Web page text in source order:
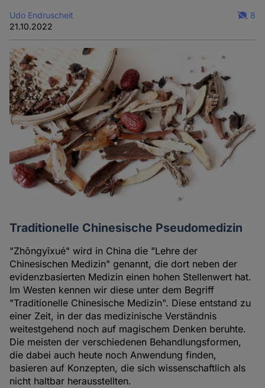
Udo Endruscheit
21.10.2022
8
Traditionelle Chinesische Pseudomedizin
"Zhōngyīxué" wird in China die "Lehre der
Chinesischen Medizin" genannt, die dort neben der
evidenzbasierten Medizin einen hohen Stellenwert hat.
Im Westen kennen wir diese unter dem Begriff
"Traditionelle Chinesische Medizin". Diese entstand zu
einer Zeit, in der das medizinische Verständnis
weitestgehend noch auf magischem Denken beruhte.
Die meisten der verschiedenen Behandlungsformen,
die dabei auch heute noch Anwendung finden,
basieren auf Konzepten, die sich wissenschaftlich als
nicht haltbar herausstellten.